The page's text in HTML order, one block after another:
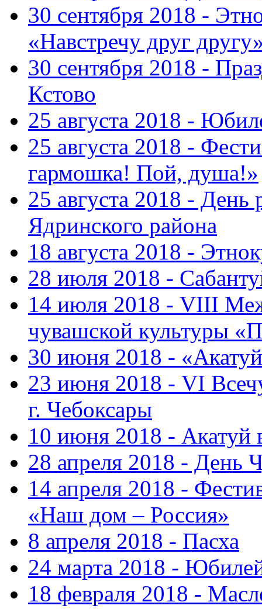
30 сентября 2018 -
«Навстречу друг
30 сентября 2018 -
Кстово
25 августа 2018 -
25 августа 2018 -
гармошка! Пой, душа!»
25 августа 2018 -
Ядринского района
18 августа 2018 -
28 июля 2018 -
14 июля 2018 - VIII
чувашской культуры
30 июня 2018 -
23 июня 2018 - VI
г. Чебоксары
10 июня 2018 - Акатуй
28 апреля 2018 - День
14 апреля 2018 -
«Наш дом – Россия»
8 апреля 2018 - Пасха
24 марта 2018 -
18 февраля 2018 -